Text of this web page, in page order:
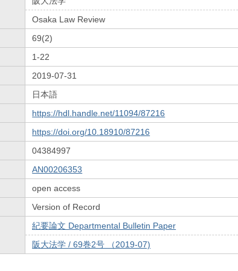
Osaka Law Review
69(2)
1-22
2019-07-31
日本語
https://hdl.handle.net/11094/87216
https://doi.org/10.18910/87216
04384997
AN00206353
open access
Version of Record
紀要論文 Departmental Bulletin Paper
阪大法学 / 69巻2号 （2019-07)